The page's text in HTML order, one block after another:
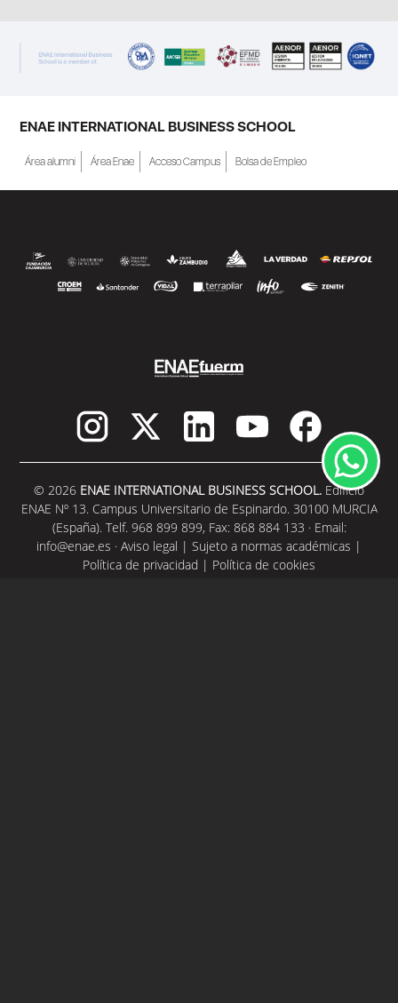
ENAE INTERNATIONAL BUSINESS SCHOOL
Área alumni Área Enae Acceso Campus Bolsa de Empleo
© 2026 ENAE INTERNATIONAL BUSINESS SCHOOL. Edificio
ENAE Nº 13. Campus Universitario de Espinardo. 30100 MURCIA
(España). Telf. 968 899 899, Fax: 868 884 133 · Email:
info@enae.es · Aviso legal | Sujeto a normas académicas |
Política de privacidad | Política de cookies